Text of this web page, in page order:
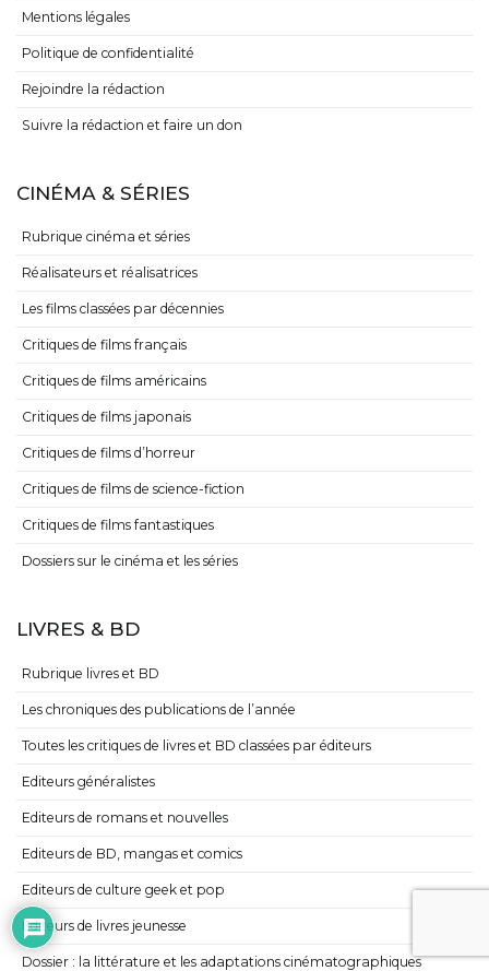
Mentions légales
Politique de confidentialité
Rejoindre la rédaction
Suivre la rédaction et faire un don
CINÉMA & SÉRIES
Rubrique cinéma et séries
Réalisateurs et réalisatrices
Les films classées par décennies
Critiques de films français
Critiques de films américains
Critiques de films japonais
Critiques de films d’horreur
Critiques de films de science-fiction
Critiques de films fantastiques
Dossiers sur le cinéma et les séries
LIVRES & BD
Rubrique livres et BD
Les chroniques des publications de l’année
Toutes les critiques de livres et BD classées par éditeurs
Editeurs généralistes
Editeurs de romans et nouvelles
Editeurs de BD, mangas et comics
Editeurs de culture geek et pop
Editeurs de livres jeunesse
Dossier : la littérature et les adaptations cinématographiques